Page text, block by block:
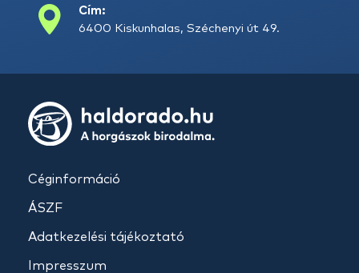
Cím:
6400 Kiskunhalas, Széchenyi út 49.
Céginformáció
ÁSZF
Adatkezelési tájékoztató
Impresszum